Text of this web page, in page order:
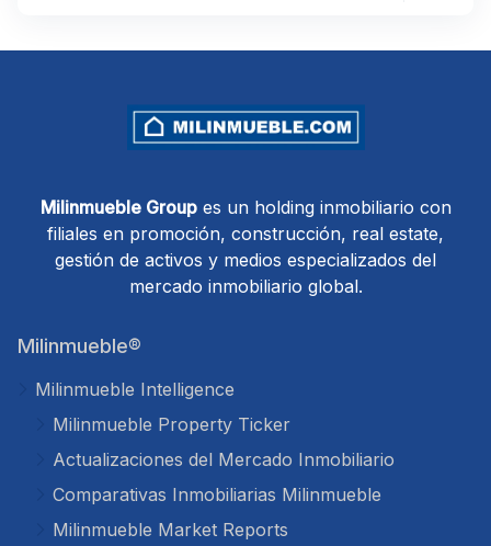
Milinmueble Groupes un holding inmobiliario con
filiales en promoción, construcción, real estate,
gestión de activos y medios especializados del
mercado inmobiliario global.
Milinmueble®
Milinmueble Intelligence
Milinmueble Property Ticker
Actualizaciones del Mercado Inmobiliario
Comparativas Inmobiliarias Milinmueble
Milinmueble Market Reports